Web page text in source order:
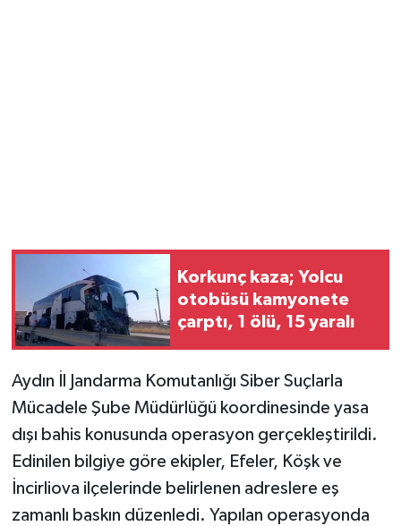
Korkunç kaza; Yolcu
otobüsü kamyonete
çarptı, 1 ölü, 15 yaralı
Aydın İl Jandarma Komutanlığı Siber Suçlarla
Mücadele Şube Müdürlüğü koordinesinde yasa
dışı bahis konusunda operasyon gerçekleştirildi.
Edinilen bilgiye göre ekipler, Efeler, Köşk ve
İncirliova ilçelerinde belirlenen adreslere eş
zamanlı baskın düzenledi. Yapılan operasyonda